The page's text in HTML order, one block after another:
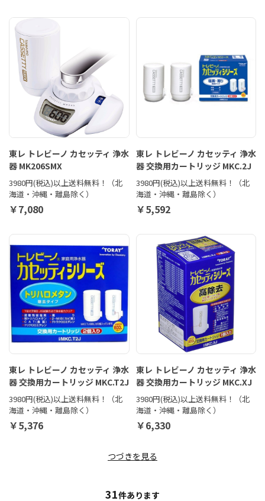
東レ トレビーノ カセッティ 浄水
器 MK206SMX
3980円(税込)以上送料無料！（北
海道・沖縄・離島除く）
￥7,080
東レ トレビーノ カセッティ 浄水
器 交換用カートリッジ MKC.2J
3980円(税込)以上送料無料！（北
海道・沖縄・離島除く）
￥5,592
東レ トレビーノ カセッティ 浄水
器 交換用カートリッジ MKC.T2J
3980円(税込)以上送料無料！（北
海道・沖縄・離島除く）
￥5,376
東レ トレビーノ カセッティ 浄水
器 交換用カートリッジ MKC.XJ
3980円(税込)以上送料無料！（北
海道・沖縄・離島除く）
￥6,330
つづきを見る
31件あります